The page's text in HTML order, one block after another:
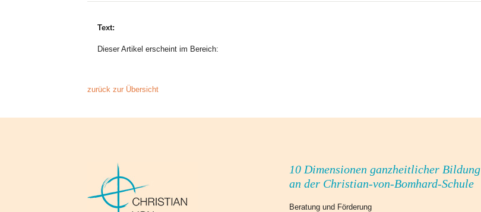
Text:
Dieser Artikel erscheint im Bereich:
zurück zur Übersicht
10 Dimensionen ganzheitlicher Bildung
an der Christian-von-Bomhard-Schule
Beratung und Förderung